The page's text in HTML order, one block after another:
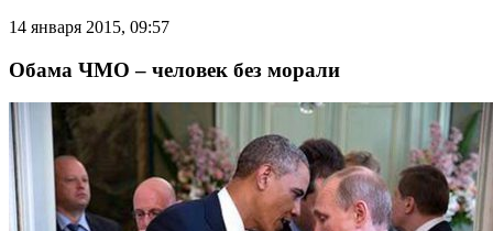
14 января 2015, 09:57
Обама ЧМО – человек без морали